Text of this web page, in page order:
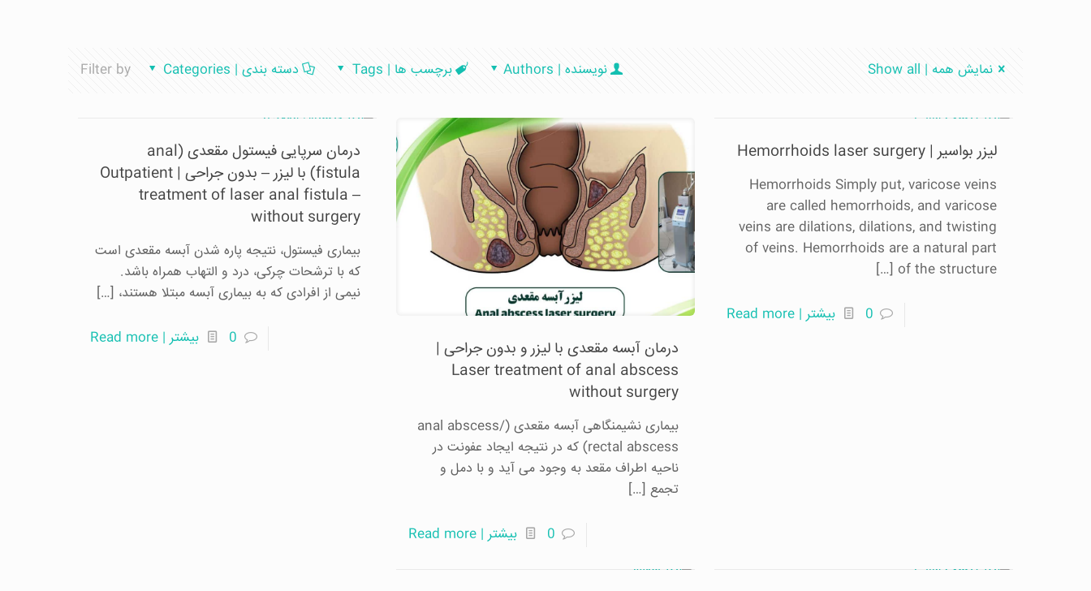
Filter by دسته بندی | Categories برچسب ها | Tags نویسنده | Authors نمایش همه | Show all
لیزر بواسیر | Hemorrhoids laser surgery
Hemorrhoids Simply put, varicose veins
are called hemorrhoids, and varicose
veins are dilations, dilations, and twisting
of veins. Hemorrhoids are a natural part
of the structure
[…]
0 بیشتر | Read more
درمان آبسه مقعدی با لیزر و بدون جراحی |
Laser treatment of anal abscess
without surgery
بیماری نشیمنگاهی آبسه مقعدی (anal abscess/
rectal abscess) که در نتیجه ایجاد عفونت در
ناحیه اطراف مقعد به وجود می آید و با دمل و
تجمع[…]
0 بیشتر | Read more
درمان سرپایی فیستول مقعدی (anal
fistula) با لیزر – بدون جراحی | Outpatient
treatment of laser anal fistula –
without surgery
بیماری فیستول، نتیجه پاره شدن آبسه مقعدی است
که با ترشحات چرکی، درد و التهاب همراه باشد.
نیمی از افرادی که به بیماری آبسه مبتلا هستند، […]
0 بیشتر | Read more